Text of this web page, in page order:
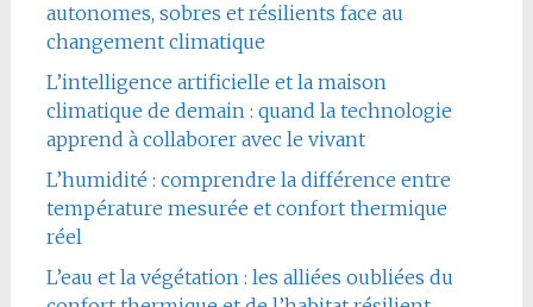
autonomes, sobres et résilients face au
changement climatique
L’intelligence artificielle et la maison
climatique de demain : quand la technologie
apprend à collaborer avec le vivant
L’humidité : comprendre la différence entre
température mesurée et confort thermique
réel
L’eau et la végétation : les alliées oubliées du